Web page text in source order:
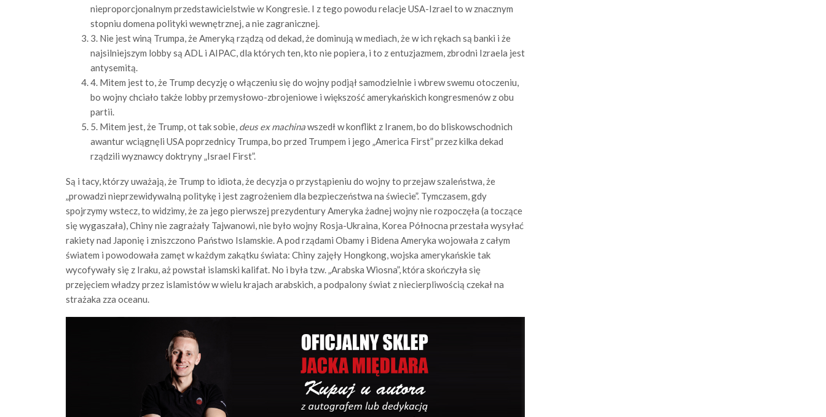
nieproporcjonalnym przedstawicielstwie w Kongresie. I z tego powodu relacje USA-Izrael to w znacznym
stopniu domena polityki wewnętrznej, a nie zagranicznej.
3. Nie jest winą Trumpa, że Ameryką rządzą od dekad, że dominują w mediach, że w ich rękach są banki i że
najsilniejszym lobby są ADL i AIPAC, dla których ten, kto nie popiera, i to z entuzjazmem, zbrodni Izraela jest
antysemitą.
4. Mitem jest to, że Trump decyzję o włączeniu się do wojny podjął samodzielnie i wbrew swemu otoczeniu,
bo wojny chciało także lobby przemysłowo-zbrojeniowe i większość amerykańskich kongresmenów z obu
partii.
5. Mitem jest, że Trump, ot tak sobie, deus ex machinawszedł w konflikt z Iranem, bo do bliskowschodnich
awantur wciągnęli USA poprzednicy Trumpa, bo przed Trumpem i jego „America First” przez kilka dekad
rządzili wyznawcy doktryny „Israel First”.
Są i tacy, którzy uważają, że Trump to idiota, że decyzja o przystąpieniu do wojny to przejaw szaleństwa, że
„prowadzi nieprzewidywalną politykę i jest zagrożeniem dla bezpieczeństwa na świecie”. Tymczasem, gdy
spojrzymy wstecz, to widzimy, że za jego pierwszej prezydentury Ameryka żadnej wojny nie rozpoczęła (a toczące
się wygaszała), Chiny nie zagrażały Tajwanowi, nie było wojny Rosja-Ukraina, Korea Północna przestała wysyłać
rakiety nad Japonię i zniszczono Państwo Islamskie. A pod rządami Obamy i Bidena Ameryka wojowała z całym
światem i powodowała zamęt w każdym zakątku świata: Chiny zajęły Hongkong, wojska amerykańskie tak
wycofywały się z Iraku, aż powstał islamski kalifat. No i była tzw. „Arabska Wiosna”, która skończyła się
przejęciem władzy przez islamistów w wielu krajach arabskich, a podpalony świat z niecierpliwością czekał na
strażaka zza oceanu.